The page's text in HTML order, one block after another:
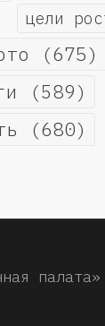
цели
(675)
(589)
(680)